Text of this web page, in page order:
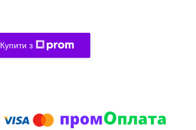
Купити з